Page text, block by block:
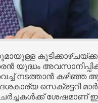
യുദ്ധം
നടത്താൻ കഴിഞ്ഞ
സെക്രട്ടറി
ചർച്ചകള്‍ക്ക് ശേഷമാണ്